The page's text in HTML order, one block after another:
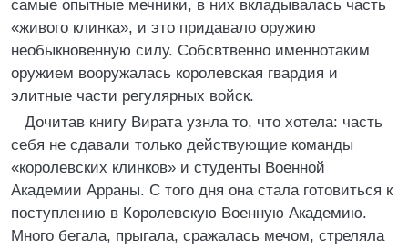
самые опытные мечники, в них вкладывалась часть
«живого клинка», и это придавало оружию
необыкновенную силу. Собсвтвенно именнотаким
оружием вооружалась королевская гвардия и
элитные части регулярных войск.
Дочитав книгу Вирата узнла то, что хотела: часть
себя не сдавали только действующие команды
«королевских клинков» и студенты Военной
Академии Арраны. С того дня она стала готовиться к
поступлению в Королевскую Военную Академию.
Много бегала, прыгала, сражалась мечом, стреляла